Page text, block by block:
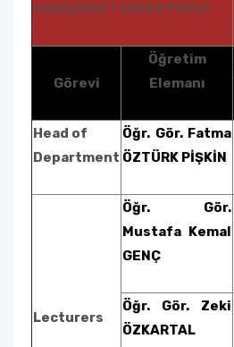
HANDICRAFT DEPARTMENT
Görevi
Öğretim
Elemanı
Head of
Department
Öğr. Gör. Fatma
ÖZTÜRK PİŞKİN
Lecturers
Öğr. Gör.
Mustafa Kemal
GENÇ
Öğr. Gör. Zeki
ÖZKARTAL